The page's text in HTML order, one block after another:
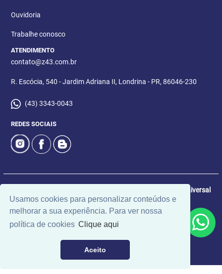
Usamos cookies para personalizar conteúdos e
melhorar a sua experiência. Para ver nossa
política de cookies Clique aqui
Aceito
Ouvidoria
Trabalhe conosco
ATENDIMENTO
contato@z43.com.br
R. Escócia, 540 - Jardim Adriana II, Londrina - PR, 86046-230
(43) 3343-0043
REDES SOCIAIS
Universal
Software.